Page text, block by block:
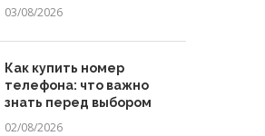
03/08/2026
Как купить номер
телефона: что важно
знать перед выбором
02/08/2026